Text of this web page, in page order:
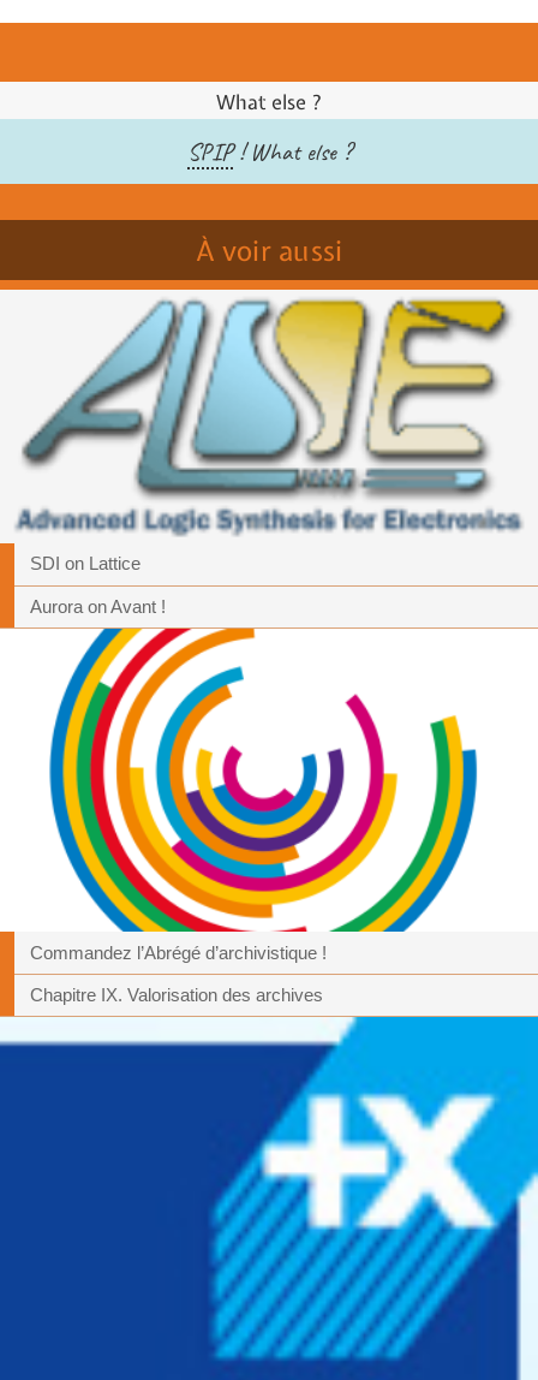
What else ?
SPIP! What else ?
À voir aussi
SDI on Lattice
Aurora on Avant !
Commandez l’Abrégé d’archivistique !
Chapitre IX. Valorisation des archives